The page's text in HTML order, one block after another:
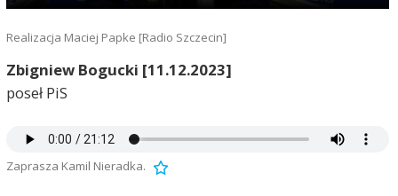
Realizacja Maciej Papke [Radio Szczecin]
Zbigniew Bogucki [11.12.2023]
poseł PiS
Zaprasza Kamil Nieradka.